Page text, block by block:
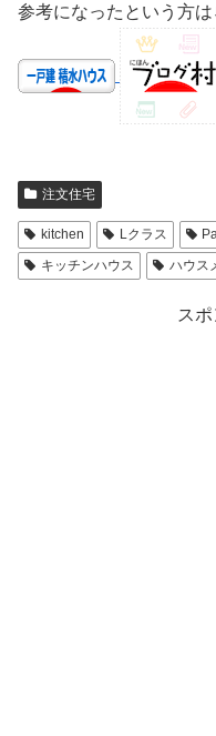
参考になったという方は
注文住宅
kitchen Lクラス
キッチンハウス
ハウス
ス